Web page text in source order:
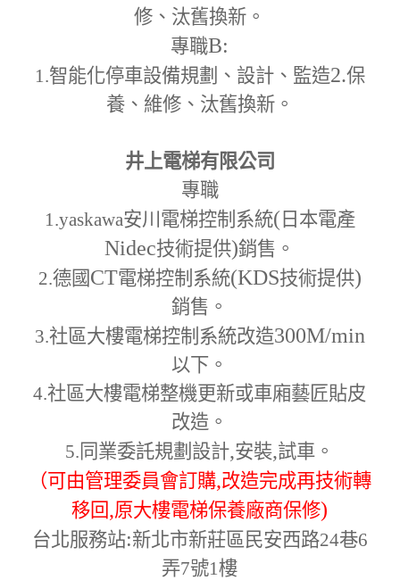
修、汰舊換新。
專職B:
1.智能化停車設備規劃、設計、監造2.保
養、維修、汰舊換新。
井上電梯有限公司
專職
1.yaskawa安川電梯控制系統( 日本電產
Nidec技術提供)銷售。
2.德國 CT電梯控制系統(KDS技術提供)
銷售。
3.社區大樓電梯控制系統改造300M/min
以下。
4.社區大樓電梯整機更新或車廂藝匠貼皮
改造。
5. 同業委託規劃設計,安裝,試車。
（可由管理委員會訂購,改造完成再技術轉
移回,原大樓電梯保養廠商保修)
台北服務站:新北市新莊區民安西路24巷6
弄7號1樓